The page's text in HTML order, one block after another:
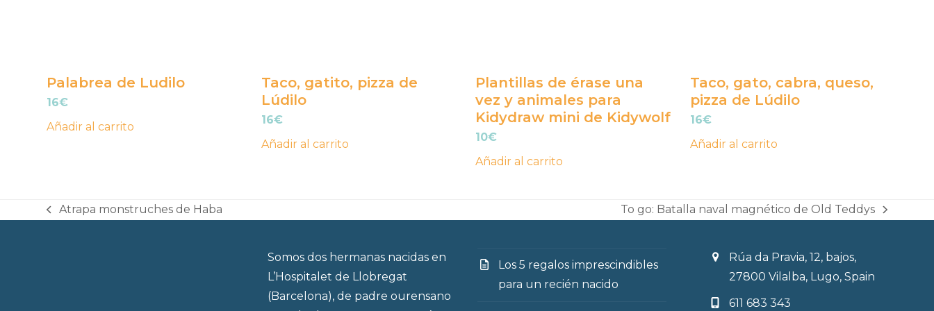
Palabrea de Ludilo
16€
Añadir al carrito
Taco, gatito, pizza de
Lúdilo
16€
Añadir al carrito
Plantillas de érase una
vez y animales para
Kidydraw mini de Kidywolf
10€
Añadir al carrito
Taco, gato, cabra, queso,
pizza de Lúdilo
16€
Añadir al carrito
previous
Atrapa monstruches de Haba
next
To go: Batalla naval magnético de Old Teddys
Somos dos hermanas nacidas en
L’Hospitalet de Llobregat
(Barcelona), de padre ourensano
Los 5 regalos imprescindibles
para un recién nacido
Rúa da Pravia, 12, bajos,
27800 Vilalba, Lugo, Spain
611 683 343